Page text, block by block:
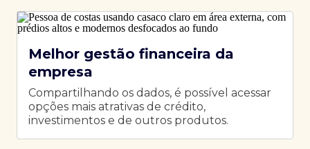
Melhor gestão financeira da
empresa
Compartilhando os dados, é possível acessar
opções mais atrativas de crédito,
investimentos e de outros produtos.